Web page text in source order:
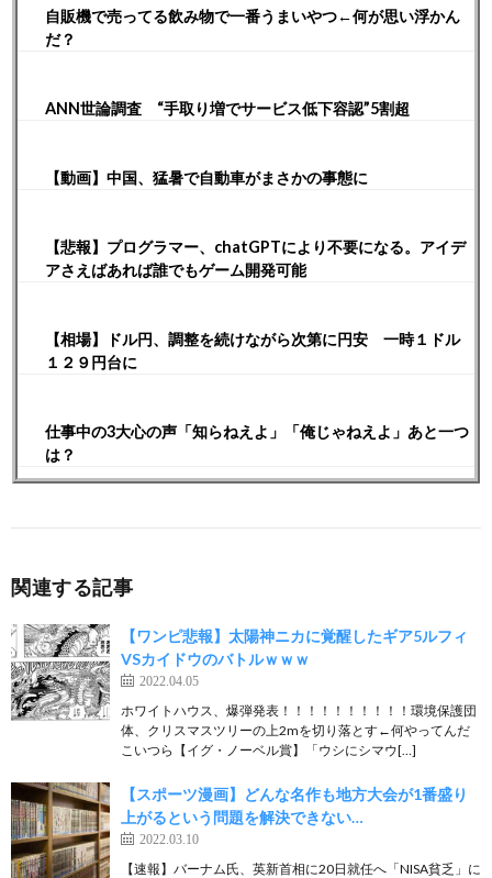
自販機で売ってる飲み物で一番うまいやつ←何が思い浮かん
だ？
ANN世論調査 “手取り増でサービス低下容認”5割超
【動画】中国、猛暑で自動車がまさかの事態に
【悲報】プログラマー、chatGPTにより不要になる。アイデ
アさえばあれば誰でもゲーム開発可能
【相場】ドル円、調整を続けながら次第に円安 一時１ドル
１２９円台に
仕事中の3大心の声「知らねえよ」「俺じゃねえよ」あと一つ
は？
関連する記事
【ワンピ悲報】太陽神ニカに覚醒したギア5ルフィ
VSカイドウのバトルｗｗｗ
2022.04.05
ホワイトハウス、爆弾発表！！！！！！！！！！環境保護団
体、クリスマスツリーの上2mを切り落とす←何やってんだ
こいつら【イグ・ノーベル賞】「ウシにシマウ[…]
【スポーツ漫画】どんな名作も地方大会が1番盛り
上がるという問題を解決できない…
2022.03.10
【速報】バーナム氏、英新首相に20日就任へ「NISA貧乏」に